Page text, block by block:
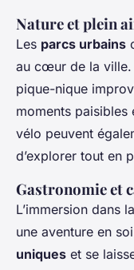
Nature et plein
Les parcs urbains
au cœur de la ville.
pique-nique
moments paisibles
vélo peuvent
d’explorer tout en
Gastronomie et
L’immersion dans
une aventure en
uniques et se